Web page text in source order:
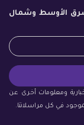
الأوسط وشمال
ومعلومات أخرى عن
في كل مراسلاتنا.